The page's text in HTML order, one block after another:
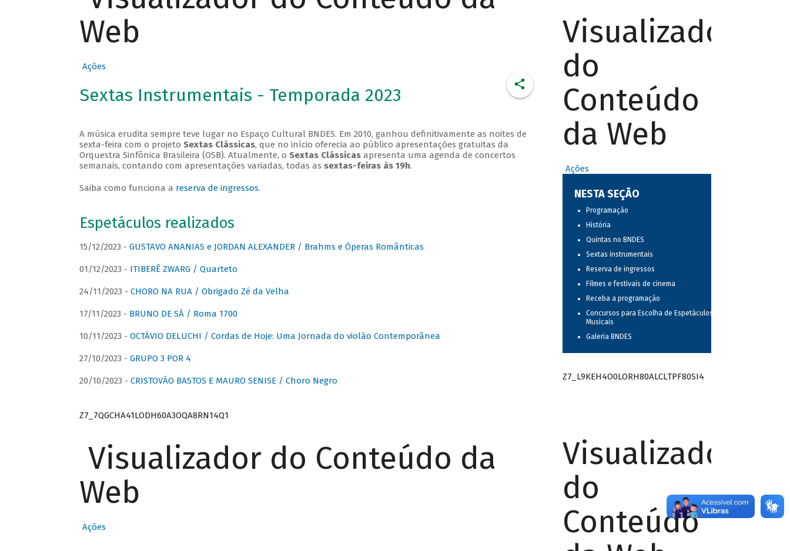
Web
Ações
Sextas Instrumentais - Temporada 2023
A música erudita sempre teve lugar no Espaço Cultural BNDES. Em 2010, ganhou definitivamente as noites de
sexta-feira com o projeto Sextas Clássicas, que no início oferecia ao público apresentações gratuitas da
Orquestra Sinfônica Brasileira (OSB). Atualmente, o Sextas Clássicasapresenta uma agenda de concertos
semanais, contando com apresentações variadas, todas as sextas-feiras às 19h.
Saiba como funciona a reserva de ingressos.
Espetáculos realizados
15/12/2023 - GUSTAVO ANANIAS e JORDAN ALEXANDER / Brahms e Óperas Românticas
01/12/2023 - ITIBERÊ ZWARG / Quarteto
24/11/2023 - CHORO NA RUA / Obrigado Zé da Velha
17/11/2023 - BRUNO DE SÁ / Roma 1700
10/11/2023 - OCTÁVIO DELUCHI / Cordas de Hoje: Uma Jornada do violão Contemporânea
27/10/2023 - GRUPO 3 POR 4
20/10/2023 - CRISTOVÃO BASTOS E MAURO SENISE / Choro Negro
Z7_7QGCHA41LODH60A3OQA8RN14Q1
Visualizador do Conteúdo da
Web
Ações
Visualizador
do
Conteúdo
da Web
Ações
NESTA SEÇÃO
Programação
História
Quintas no BNDES
Sextas instrumentais
Reserva de ingressos
Filmes e festivais de cinema
Receba a programação
Concursos para Escolha de Espetáculos
Musicais
Galeria BNDES
Z7_L9KEH4O0LORH80ALCLTPF80SI4
Visualizador
do
Conteúdo